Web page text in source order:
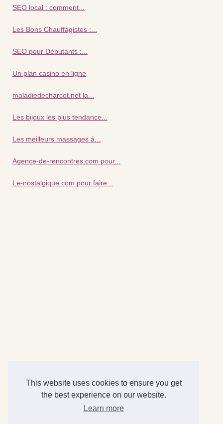
This website uses cookies to ensure you get
the best experience on our website.
Learn more
SEO local : comment...
Les Bons Chauffagistes :...
SEO pour Débutants :...
Un plan casino en ligne
maladiedecharcot.net la...
Les bijoux les plus tendance...
Les meilleurs massages à...
Agence-de-rencontres.com pour...
Le-nostalgique.com pour faire...